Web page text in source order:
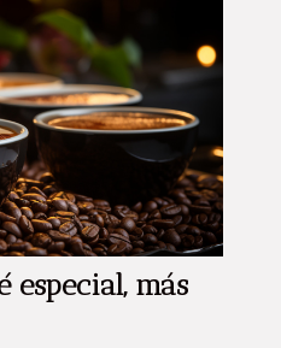
especial, más